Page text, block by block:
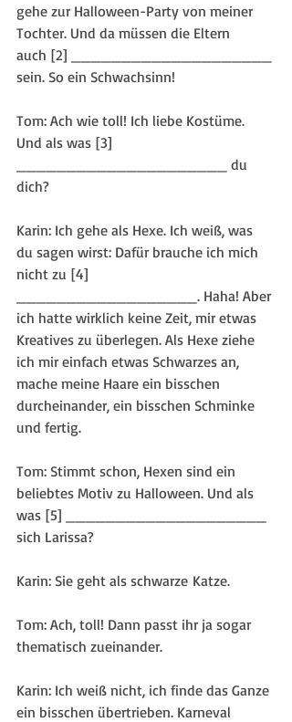
gehe zur Halloween-Party von meiner
Tochter. Und da müssen die Eltern
auch [2] ____________________
sein. So ein Schwachsinn!
Tom: Ach wie toll! Ich liebe Kostüme.
Und als was [3]
_____________________ du
dich?
Karin: Ich gehe als Hexe. Ich weiß, was
du sagen wirst: Dafür brauche ich mich
nicht zu [4]
__________________. Haha! Aber
ich hatte wirklich keine Zeit, mir etwas
Kreatives zu überlegen. Als Hexe ziehe
ich mir einfach etwas Schwarzes an,
mache meine Haare ein bisschen
durcheinander, ein bisschen Schminke
und fertig.
Tom: Stimmt schon, Hexen sind ein
beliebtes Motiv zu Halloween. Und als
was [5] ____________________
sich Larissa?
Karin: Sie geht als schwarze Katze.
Tom: Ach, toll! Dann passt ihr ja sogar
thematisch zueinander.
Karin: Ich weiß nicht, ich finde das Ganze
ein bisschen übertrieben. Karneval